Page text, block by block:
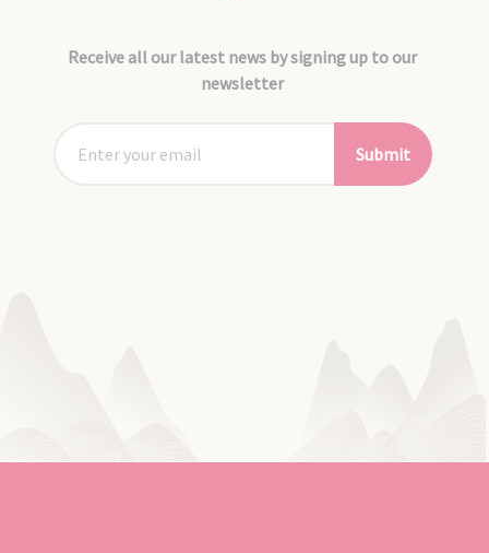
Receive all our latest news by signing up to our
newsletter
Submit